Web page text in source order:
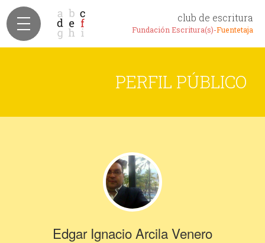
club de escritura
Fundación Escritura(s)-Fuentetaja
PERFIL PÚBLICO
Edgar Ignacio Arcila Venero